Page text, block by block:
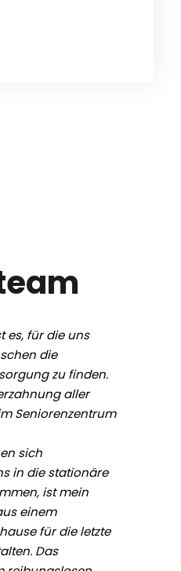
es, für die uns
die
zu finden.
aller
Seniorenzentrum
sich
in die stationäre
ist mein
einem
für die letzte
Das